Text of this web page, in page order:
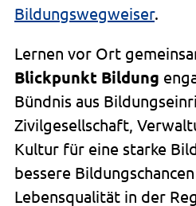
Bildungswegweiser.
Lernen vor Ort
Blickpunkt Bildung
Bündnis aus
Zivilgesellschaft,
Kultur für eine starke
bessere
Lebensqualität in der